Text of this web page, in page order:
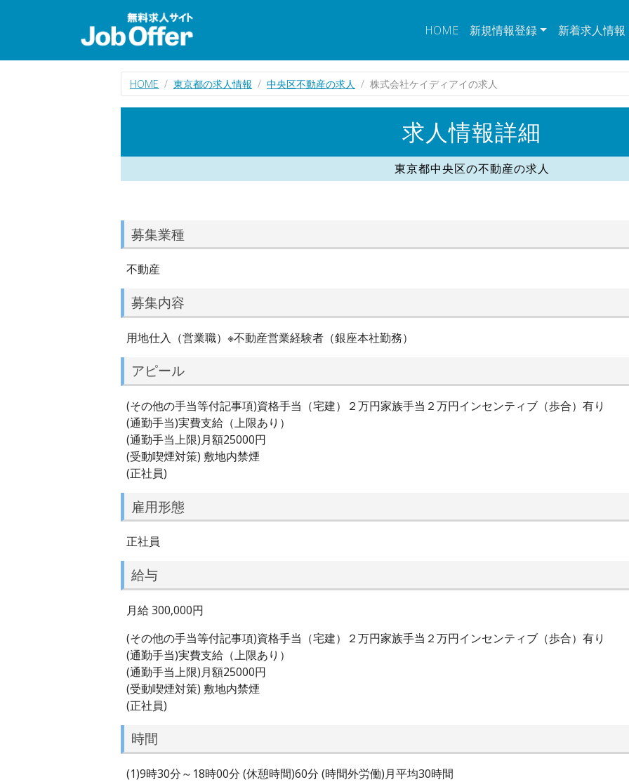
HOME 新規情報登録 新着求人情報
HOME 東京都の求人情報 中央区不動産の求人 株式会社ケイディアイの求人
求人情報詳細
東京都中央区の不動産の求人
募集業種
不動産
募集内容
用地仕入（営業職）※不動産営業経験者（銀座本社勤務）
アピール
(その他の手当等付記事項)資格手当（宅建）２万円家族手当２万円インセンティブ（歩合）有り
(通勤手当)実費支給（上限あり）
(通勤手当上限)月額25000円
(受動喫煙対策) 敷地内禁煙
(正社員)
雇用形態
正社員
給与
月給 300,000円
(その他の手当等付記事項)資格手当（宅建）２万円家族手当２万円インセンティブ（歩合）有り
(通勤手当)実費支給（上限あり）
(通勤手当上限)月額25000円
(受動喫煙対策) 敷地内禁煙
(正社員)
時間
(1)9時30分～18時00分 (休憩時間)60分 (時間外労働)月平均30時間